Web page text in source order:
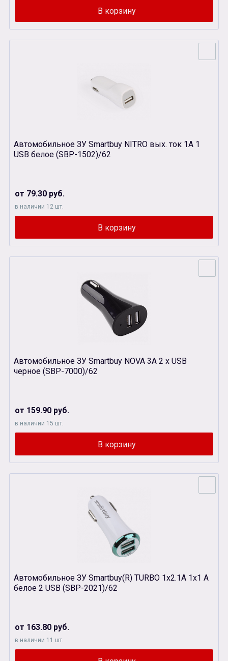
Автомобильное ЗУ Smartbuy NITRO вых. ток 1A 1
USB белое (SBP-1502)/62
от 79.30 руб.
в наличии 12 шт.
Автомобильное ЗУ Smartbuy NOVA 3A 2 x USB
черное (SBP-7000)/62
от 159.90 руб.
в наличии 15 шт.
Автомобильное ЗУ Smartbuy(R) TURBO 1x2.1A 1x1 A
белое 2 USB (SBP-2021)/62
от 163.80 руб.
в наличии 11 шт.